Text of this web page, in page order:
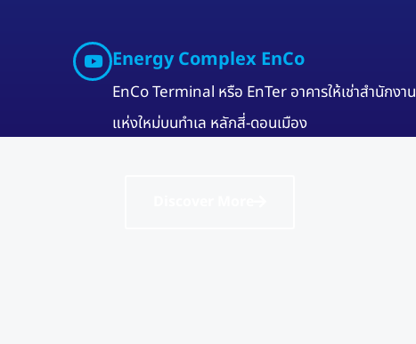
Energy Complex EnCo
EnCo Terminal หรือ EnTer อาคารให้เช่าสำนักงาน
แห่งใหม่บนทำเล หลักสี่-ดอนเมือง